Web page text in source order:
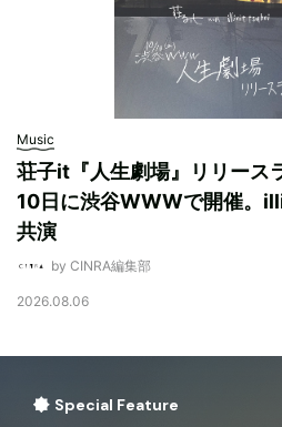
Music
荘子it『人生劇場』リリース
10日に渋谷WWWで開催。
共演
by CINRA編集部
2026.08.06
Special Feature